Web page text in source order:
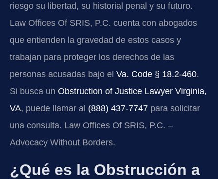
riesgo su libertad, su historial penal y su futuro.
Law Offices Of SRIS, P.C. cuenta con abogados
que entienden la gravedad de estos casos y
trabajan para proteger los derechos de las
personas acusadas bajo el Va. Code § 18.2-460.
Si busca un Obstruction of Justice Lawyer Virginia,
VA, puede llamar al (888) 437-7747 para solicitar
una consulta. Law Offices Of SRIS, P.C. –
Advocacy Without Borders.
¿Qué es la Obstrucción a